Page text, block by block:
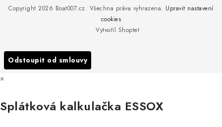
Obchodní podmínky
Podmínky ochrany osobních údajů
Všechny značky
Vytvořil Shoptet
Copyright 2026 Boat007.cz. Všechna práva vyhrazena. Upravit nastavení
cookies
Odstoupit od smlouvy
×
Splátková kalkulačka ESSOX